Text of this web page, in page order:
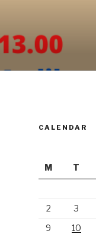
CALENDAR
M
T
2
3
9
10